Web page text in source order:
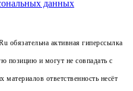
данных
обязательна активная гиперссылка
позицию и могут не совпадать с
ответственность несёт